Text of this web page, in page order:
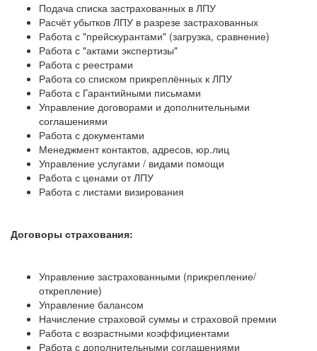
Подача списка застрахованных в ЛПУ
Расчёт убытков ЛПУ в разрезе застрахованных
Работа с "прейскурантами" (загрузка, сравнение)
Работа с "актами экспертизы"
Работа с реестрами
Работа со списком прикреплённых к ЛПУ
Работа с Гарантийными письмами
Управление договорами и дополнительными
соглашениями
Работа с документами
Менеджмент контактов, адресов, юр.лиц
Управление услугами / видами помощи
Работа с ценами от ЛПУ
Работа с листами визирования
Договоры страхования:
Управление застрахованными (прикрепление/
открепление)
Управление балансом
Начисление страховой суммы и страховой премии
Работа с возрастными коэффициентами
Работа с дополнительными соглашениями